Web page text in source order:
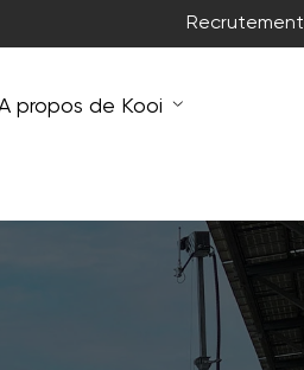
Recrutement
propos de Kooi